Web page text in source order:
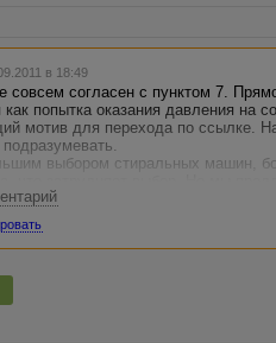
в 18:49
совсем согласен с пунктом 7.
как попытка оказания давления на
мотив для перехода по ссылке.
выбором стиральных машин,
Х Здесь Х - Переход на прямую